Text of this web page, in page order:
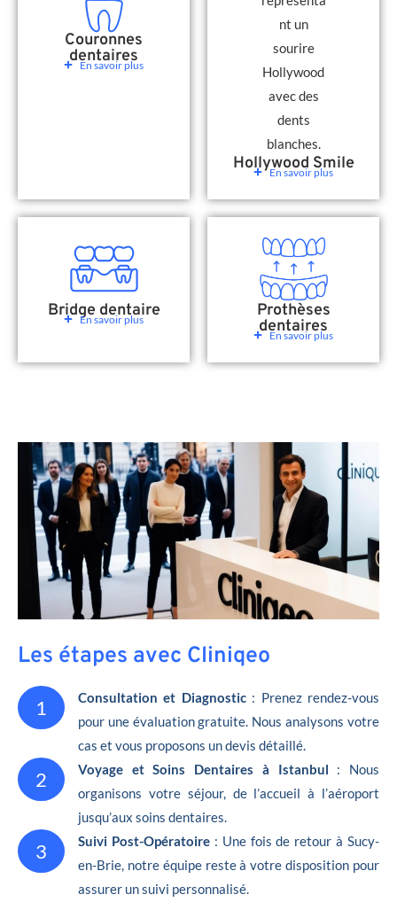
Couronnes
dentaires
En savoir plus
Hollywood Smile
En savoir plus
Bridge dentaire
En savoir plus Prothèses
dentaires
En savoir plus
Les étapes avec Cliniqeo
1 Consultation et Diagnostic: Prenez rendez-vous
pour une évaluation gratuite. Nous analysons votre
cas et vous proposons un devis détaillé.
2 Voyage et Soins Dentaires à Istanbul : Nous
organisons votre séjour, de l’accueil à l’aéroport
jusqu’aux soins dentaires.
3 Suivi Post-Opératoire : Une fois de retour à Sucy-
en-Brie, notre équipe reste à votre disposition pour
assurer un suivi personnalisé.